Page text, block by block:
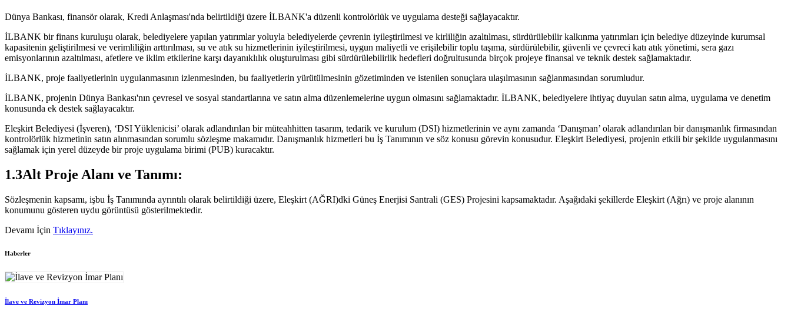
Dünya Bankası, finansör olarak, Kredi Anlaşması'nda belirtildiği üzere İLBANK'a düzenli kontrolörlük ve uygulama desteği sağlayacaktır.
İLBANK bir finans kuruluşu olarak, belediyelere yapılan yatırımlar yoluyla belediyelerde çevrenin iyileştirilmesi ve kirliliğin azaltılması, sürdürülebilir kalkınma yatırımları için belediye düzeyinde kurumsal
kapasitenin geliştirilmesi ve verimliliğin arttırılması, su ve atık su hizmetlerinin iyileştirilmesi, uygun maliyetli ve erişilebilir toplu taşıma, sürdürülebilir, güvenli ve çevreci katı atık yönetimi, sera gazı
emisyonlarının azaltılması, afetlere ve iklim etkilerine karşı dayanıklılık oluşturulması gibi sürdürülebilirlik hedefleri doğrultusunda birçok projeye finansal ve teknik destek sağlamaktadır.
İLBANK, proje faaliyetlerinin uygulanmasının izlenmesinden, bu faaliyetlerin yürütülmesinin gözetiminden ve istenilen sonuçlara ulaşılmasının sağlanmasından sorumludur.
İLBANK, projenin Dünya Bankası'nın çevresel ve sosyal standartlarına ve satın alma düzenlemelerine uygun olmasını sağlamaktadır. İLBANK, belediyelere ihtiyaç duyulan satın alma, uygulama ve denetim
konusunda ek destek sağlayacaktır.
Eleşkirt Belediyesi (İşveren), ‘DSI Yüklenicisi’ olarak adlandırılan bir müteahhitten tasarım, tedarik ve kurulum (DSI) hizmetlerinin ve aynı zamanda ‘Danışman’ olarak adlandırılan bir danışmanlık firmasından
kontrolörlük hizmetinin satın alınmasından sorumlu sözleşme makamıdır. Danışmanlık hizmetleri bu İş Tanımının ve söz konusu görevin konusudur. Eleşkirt Belediyesi, projenin etkili bir şekilde uygulanmasını
sağlamak için yerel düzeyde bir proje uygulama birimi (PUB) kuracaktır.
1.3Alt Proje Alanı ve Tanımı:
Sözleşmenin kapsamı, işbu İş Tanımında ayrıntılı olarak belirtildiği üzere, Eleşkirt (AĞRI)dki Güneş Enerjisi Santrali (GES) Projesini kapsamaktadır. Aşağıdaki şekillerde Eleşkirt (Ağrı) ve proje alanının
konumunu gösteren uydu görüntüsü gösterilmektedir.
Devamı İçin Tıklayınız.
Haberler
İlave ve Revizyon İmar Planı